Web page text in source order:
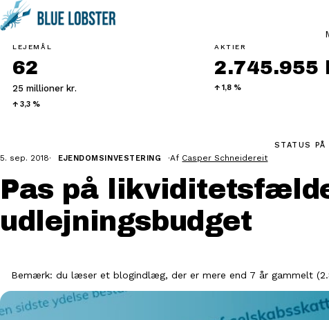
LEJEMÅL
62
25 millioner kr.
↑ 3,3 %
AKTIER
2.745.955
↑ 1,8 %
STATUS
5. sep. 2018· EJENDOMSINVESTERING ·Af Casper Schneidereit
Pas på
udlejningsbudget
Bemærk: du læser et blogindlæg, der er mere end 7 år gammelt